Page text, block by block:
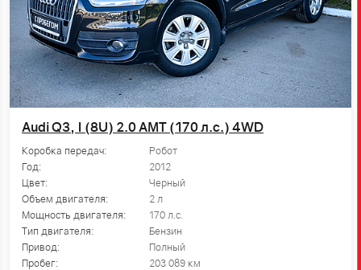
Audi Q3, I (8U) 2.0 AMT (170 л.с.) 4WD
Коробка передач:
Робот
Год:
2012
Цвет:
Черный
Объем двигателя:
2 л
Мощность двигателя:
170 л.с.
Тип двигателя:
Бензин
Привод:
Полный
Пробег:
203 089 км